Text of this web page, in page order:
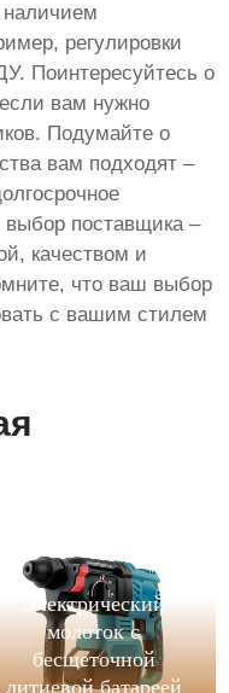
наличием
регулировки
Поинтересуйтесь о
вам нужно
Подумайте о
вам подходят –
выбор поставщика –
качеством и
что ваш выбор
с вашим стилем
Электрический
молоток с
бесщеточной
литиевой батареей